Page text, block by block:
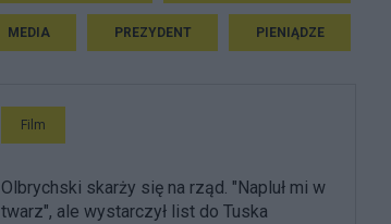
MEDIA PREZYDENT PIENIĄDZE
Film
Olbrychski skarży się na rząd. "Napluł mi w
twarz", ale wystarczył list do Tuska